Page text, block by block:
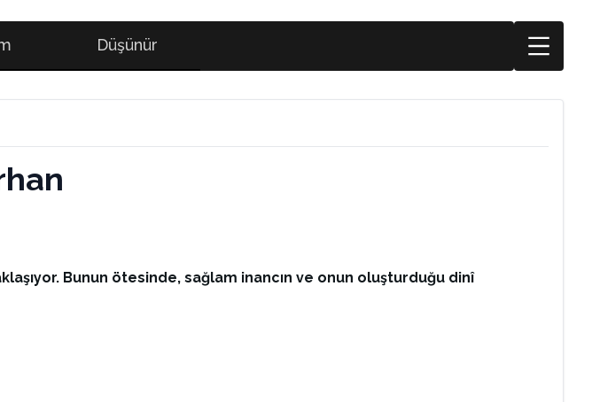
Düşünür
Bunun ötesinde, sağlam inancın ve onun oluşturduğu dinî